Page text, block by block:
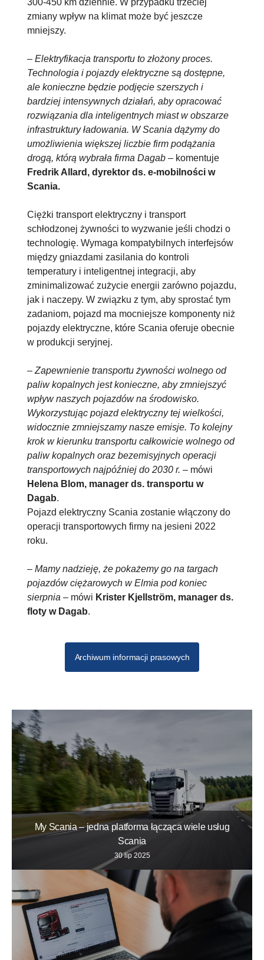
zmiany wpływ na klimat może być jeszcze
mniejszy.
– Elektryfikacja transportu to złożony proces.
Technologia i pojazdy elektryczne są dostępne,
ale konieczne będzie podjęcie szerszych i
bardziej intensywnych działań, aby opracować
rozwiązania dla inteligentnych miast w obszarze
infrastruktury ładowania. W Scania dążymy do
umożliwienia większej liczbie firm podążania
drogą, którą wybrała firma Dagab – komentuje
Fredrik Allard, dyrektor ds. e-mobilności w
Scania.
Ciężki transport elektryczny i transport
schłodzonej żywności to wyzwanie jeśli chodzi o
technologię. Wymaga kompatybilnych interfejsów
między gniazdami zasilania do kontroli
temperatury i inteligentnej integracji, aby
zminimalizować zużycie energii zarówno pojazdu,
jak i naczepy. W związku z tym, aby sprostać tym
zadaniom, pojazd ma mocniejsze komponenty niż
pojazdy elektryczne, które Scania oferuje obecnie
w produkcji seryjnej.
– Zapewnienie transportu żywności wolnego od
paliw kopalnych jest konieczne, aby zmniejszyć
wpływ naszych pojazdów na środowisko.
Wykorzystując pojazd elektryczny tej wielkości,
widocznie zmniejszamy nasze emisje. To kolejny
krok w kierunku transportu całkowicie wolnego od
paliw kopalnych oraz bezemisyjnych operacji
transportowych najpóźniej do 2030 r. – mówi
Helena Blom, manager ds. transportu w
Dagab.
Pojazd elektryczny Scania zostanie włączony do
operacji transportowych firmy na jesieni 2022
roku.
– Mamy nadzieję, że pokażemy go na targach
pojazdów ciężarowych w Elmia pod koniec
sierpnia – mówi Krister Kjellström, manager ds.
floty w Dagab.
Archiwum informacji prasowych
My Scania – jedna platforma łącząca wiele usług
Scania
30 lip 2025